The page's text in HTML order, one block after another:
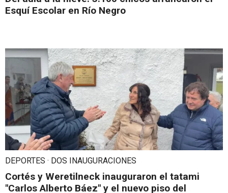
Esquí Escolar en Río Negro
DEPORTES · DOS INAUGURACIONES
Cortés y Weretilneck inauguraron el tatami
"Carlos Alberto Báez" y el nuevo piso del